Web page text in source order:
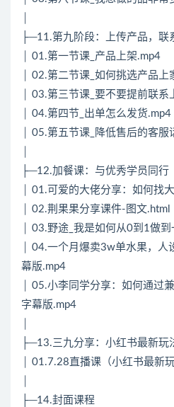
├─11.第九阶段：上传产品，联
│ 01.第一节课_产品上架.mp4
│ 02.第二节课_如何挑选产品上
│ 03.第三节课_要不要提前联系
│ 04.第四节_出单怎么发货.mp4
│ 05.第五节课_降低售后的客服
├─12.加餐课：与优秀学员同行
│ 01.可爱的大佬分享：如何找
│ 02.荆果果分享课件-图文.html
│ 03.野途_我是如何从0到1做
│ 04.一个月爆卖3w单水果，人
幕版.mp4
│ 05.小李同学分享：如何通过
字幕版.mp4
├─13.三九分享：小红书最新玩
│ 01.7.28直播课（小红书最新
├─14.封面课程